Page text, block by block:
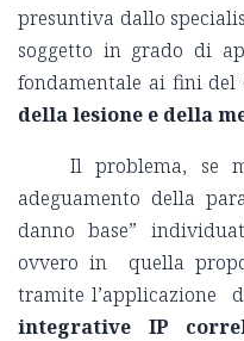
presuntiva dallo
soggetto in grado di
fondamentale ai fini del
della lesione e della
Il problema, se
adeguamento della
danno base”
ovvero in quella
tramite l’applicazione
integrative IP